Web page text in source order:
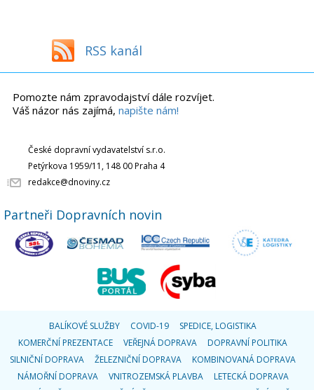
RSS kanál
Pomozte nám zpravodajství dále rozvíjet.
Váš názor nás zajímá, napište nám!
České dopravní vydavatelství s.r.o.
Petýrkova 1959/11, 148 00 Praha 4
redakce@dnoviny.cz
Partneři Dopravních novin
BALÍKOVÉ SLUŽBY COVID-19
SPEDICE, LOGISTIKA
KOMERČNÍ PREZENTACE
VEŘEJNÁ DOPRAVA
DOPRAVNÍ POLITIKA
SILNIČNÍ DOPRAVA
ŽELEZNIČNÍ DOPRAVA
KOMBINOVANÁ DOPRAVA
NÁMOŘNÍ DOPRAVA
VNITROZEMSKÁ PLAVBA
LETECKÁ DOPRAVA